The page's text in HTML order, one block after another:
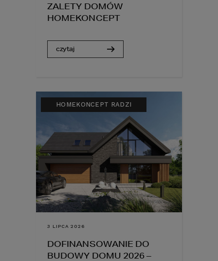
ZALETY DOMÓW
HOMEKONCEPT
czytaj
HOMEKONCEPT RADZI
3 LIPCA 2026
DOFINANSOWANIE DO
BUDOWY DOMU 2026 –